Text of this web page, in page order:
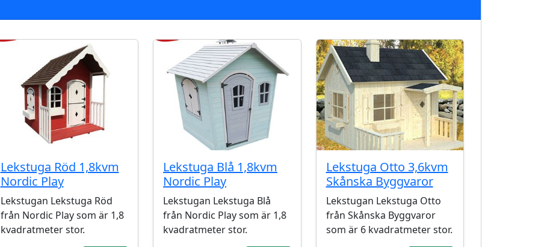
Lekstuga Röd 1,8kvm
Nordic Play
Lekstugan Lekstuga Röd
från Nordic Play som är 1,8
kvadratmeter stor.
Lekstuga Blå 1,8kvm
Nordic Play
Lekstugan Lekstuga Blå
från Nordic Play som är 1,8
kvadratmeter stor.
Lekstuga Otto 3,6kvm
Skånska Byggvaror
Lekstugan Lekstuga Otto
från Skånska Byggvaror
som är 6 kvadratmeter stor.